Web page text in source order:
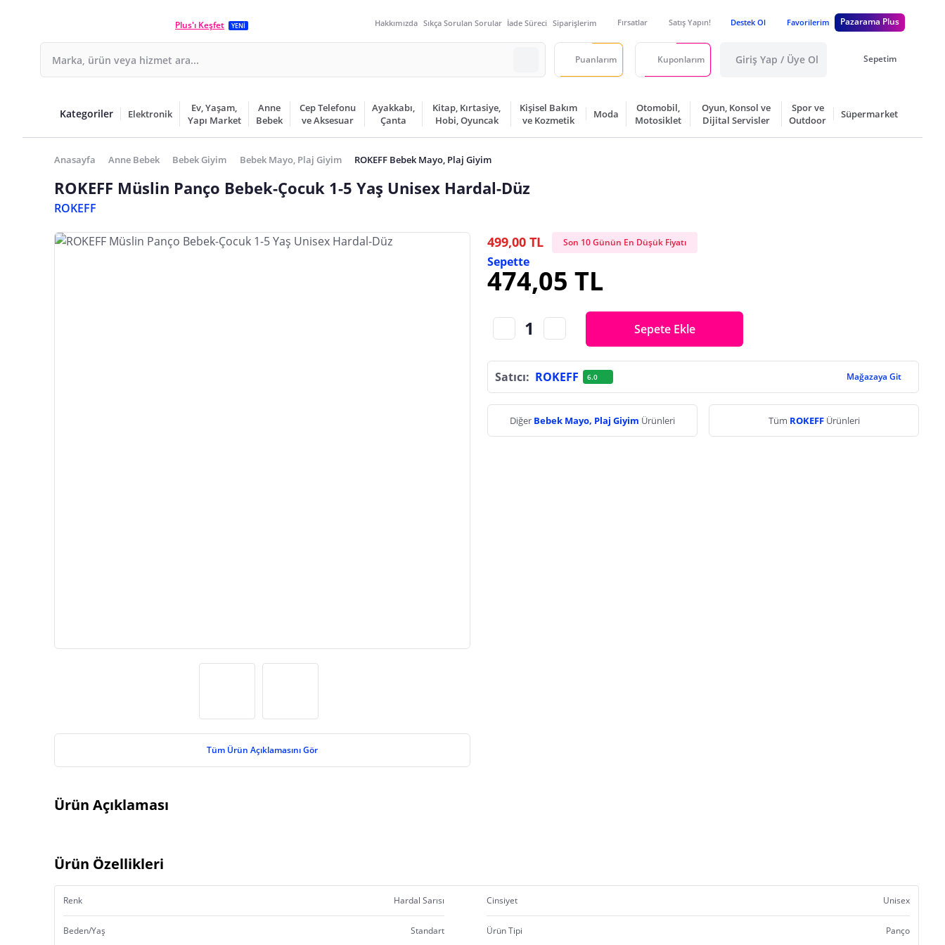
Plus'ı Keşfet YENİ Hakkımızda Sıkça Sorulan Sorular İade Süreci Siparişlerim Fırsatlar Satış Yapın! Destek Ol Favorilerim Pazarama Plus
Puanlarım Kuponlarım Giriş Yap / Üye Ol Sepetim
Kategoriler Elektronik
Ev, Yaşam,
Yapı Market
Anne
Bebek
Cep Telefonu
ve Aksesuar
Ayakkabı,
Çanta
Kitap, Kırtasiye,
Hobi, Oyuncak
Kişisel Bakım
ve Kozmetik
Moda
Otomobil,
Motosiklet
Oyun, Konsol ve
Dijital Servisler
Spor ve
Outdoor
Süpermarket
Anasayfa Anne Bebek Bebek Giyim Bebek Mayo, Plaj Giyim ROKEFF Bebek Mayo, Plaj Giyim
ROKEFF Müslin Panço Bebek-Çocuk 1-5 Yaş Unisex Hardal-Düz
ROKEFF
Tüm Ürün Açıklamasını Gör
499,00 TL Son 10 Günün En Düşük Fiyatı
Sepette
474,05 TL
Sepete Ekle
Satıcı: ROKEFF 6.0 Mağazaya Git
Diğer Bebek Mayo, Plaj Giyim Ürünleri Tüm ROKEFF Ürünleri
Ürün Açıklaması
Ürün Özellikleri
Renk Hardal Sarısı Cinsiyet Unisex
Beden/Yaş Standart Ürün Tipi Panço